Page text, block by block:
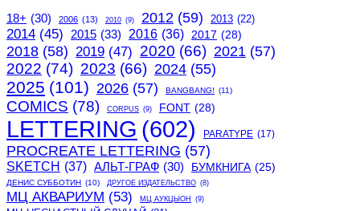
18+ (30) 2006 (13) 2010 (9) 2012 (59) 2013 (22)
2014 (45) 2015 (33) 2016 (36) 2017 (28)
2018 (58) 2019 (47) 2020 (66) 2021 (57)
2022 (74) 2023 (66) 2024 (55)
2025 (101) 2026 (57) BANGBANG! (11)
COMICS (78) CORPUS (9) FONT (28)
LETTERING (602) PARATYPE (17)
PROCREATE LETTERING (57)
SKETCH (37) АЛЬТ-ГРАФ (30) БУМКНИГА (25)
ДЕНИС СУББОТИН (10) ДРУГОЕ ИЗДАТЕЛЬСТВО (8)
МЦ АКВАРИУМ (53) МЦ АУКЦЫОН (9)